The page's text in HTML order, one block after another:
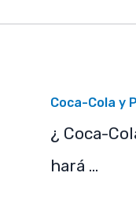
Coca-Cola y
¿ Coca-
hará …